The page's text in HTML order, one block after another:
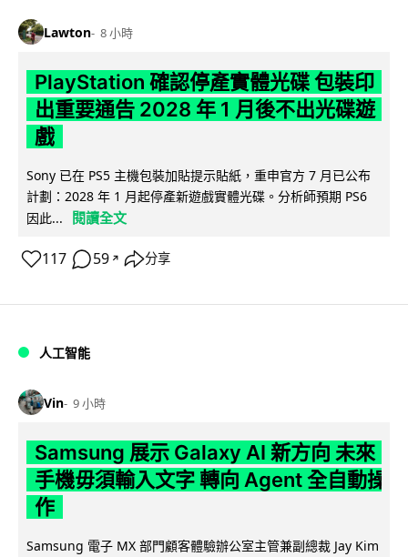
Lawton 8 小時
PlayStation 確認停產實體光碟 包裝印
出重要通告 2028 年 1 月後不出光碟遊
戲
Sony 已在 PS5 主機包裝加貼提示貼紙，重申官方 7 月已公布
計劃：2028 年 1 月起停產新遊戲實體光碟。分析師預期 PS6
因此...
閱讀全文
117 59 ↗ 分享
人工智能
Vin 9 小時
Samsung 展示 Galaxy AI 新方向 未來
手機毋須輸入文字 轉向 Agent 全自動操
作
Samsung 電子 MX 部門顧客體驗辦公室主管兼副總裁 Jay Kim